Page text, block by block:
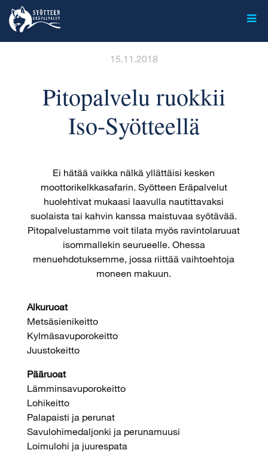
Skip
content
15.11.2018
Pitopalvelu ruokkii
Iso-Syötteellä
Ei hätää vaikka nälkä yllättäisi kesken
moottorikelkkasafarin. Syötteen Eräpalvelut
huolehtivat mukaasi laavulla nautittavaksi
suolaista tai kahvin kanssa maistuvaa syötävää.
Pitopalvelustamme voit tilata myös ravintolaruuat
isommallekin seurueelle. Ohessa
menuehdotuksemme, jossa riittää vaihtoehtoja
moneen makuun.
Alkuruoat
Metsäsienikeitto
Kylmäsavuporokeitto
Juustokeitto
Pääruoat
Lämminsavuporokeitto
Lohikeitto
Palapaisti ja perunat
Savulohimedaljonki ja perunamuusi
Loimulohi ja juurespata